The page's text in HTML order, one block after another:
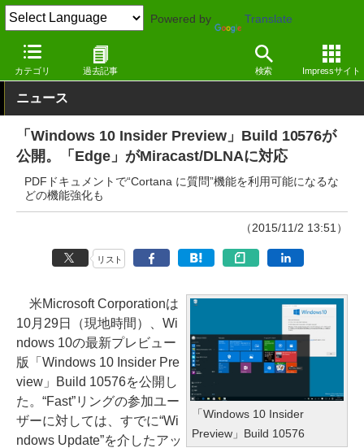
Powered by Translate
カテゴリ 過去記事 検索 Impressサイト
窓の杜 その他の話題
ニュース
「Windows 10 Insider Preview」Build 10576が
公開。「Edge」がMiracast/DLNAに対応
PDFドキュメントで“Cortana に質問”機能を利用可能になるな
どの機能強化も
（2015/11/2 13:51）
リスト
「Windows 10 Insider
Preview」Build 10576
米Microsoft Corporationは
10月29日（現地時間）、Wi
ndows 10の最新プレビュー
版「Windows 10 Insider Pre
view」Build 10576を公開し
た。“Fast”リングの参加ユー
ザーに対しては、すでに“Wi
ndows Update”を介したアッ